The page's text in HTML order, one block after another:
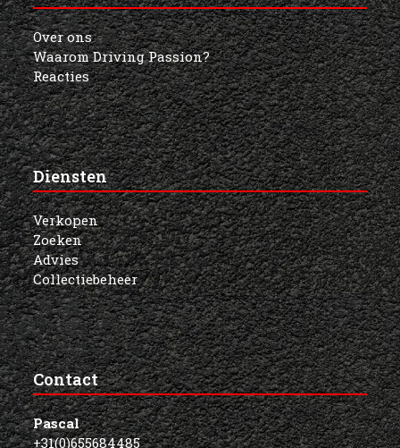
Over ons
Waarom Driving Passion?
Reacties
Diensten
Verkopen
Zoeken
Advies
Collectiebeheer
Contact
Pascal
+31(0)655684485